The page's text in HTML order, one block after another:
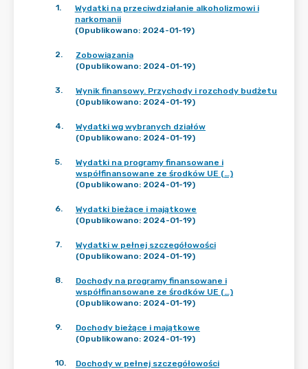
1.
Wydatki na przeciwdziałanie alkoholizmowi i
narkomanii
(Opublikowano: 2024-01-19)
2.
Zobowiązania
(Opublikowano: 2024-01-19)
3.
Wynik finansowy. Przychody i rozchody budżetu
(Opublikowano: 2024-01-19)
4.
Wydatki wg wybranych działów
(Opublikowano: 2024-01-19)
5.
Wydatki na programy finansowane i
współfinansowane ze środków UE (…)
(Opublikowano: 2024-01-19)
6.
Wydatki bieżące i majątkowe
(Opublikowano: 2024-01-19)
7.
Wydatki w pełnej szczegółowości
(Opublikowano: 2024-01-19)
8.
Dochody na programy finansowane i
współfinansowane ze środków UE (…)
(Opublikowano: 2024-01-19)
9.
Dochody bieżące i majątkowe
(Opublikowano: 2024-01-19)
10.
Dochody w pełnej szczegółowości